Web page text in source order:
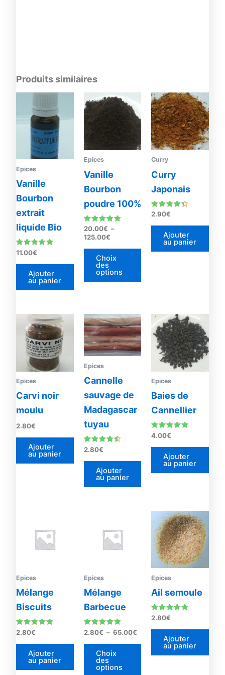
Produits similaires
Epices
Vanille
Bourbon
extrait
liquide Bio
Note
4.93
sur 5
11.00€
Ajouter
au panier
Epices
Vanille
Bourbon
poudre 100%
Note
4.83
sur 5
20.00€ –
125.00€
Plage
de
prix :
20.00€
à
125.00€
Choix
des
options
produit
a
plusieurs
variations.
Les
options
être
choisies
sur
Curry
Curry
Japonais
Note
sur 5
2.90€
Ajouter
au panier
Epices
Carvi noir
moulu
2.80€
Ajouter
au panier
Epices
Cannelle
sauvage de
Madagascar
tuyau
Note
4.33
sur 5
2.80€
Ajouter
au panier
Epices
Baies de
Cannellier
Note
sur 5
4.00€
Ajouter
au panier
Epices
Mélange
Biscuits
Note
5.00
sur 5
2.80€
Ajouter
au panier
Epices
Mélange
Barbecue
Note
4.93
sur 5
2.80€ – 65.00€
prix :
2.80€
65.00€
Choix
des
options
produit
plusieurs
variations.
Les
options
être
Epices
Ail semoule
Note
4.88
sur 5
2.80€
Ajouter
au panier